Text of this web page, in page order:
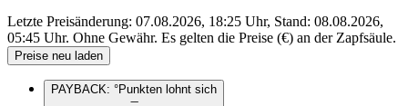
Letzte Preisänderung: 07.08.2026, 18:25 Uhr, Stand: 08.08.2026,
05:45 Uhr. Ohne Gewähr. Es gelten die Preise (€) an der Zapfsäule.
Preise neu laden
PAYBACK: °Punkten lohnt sich